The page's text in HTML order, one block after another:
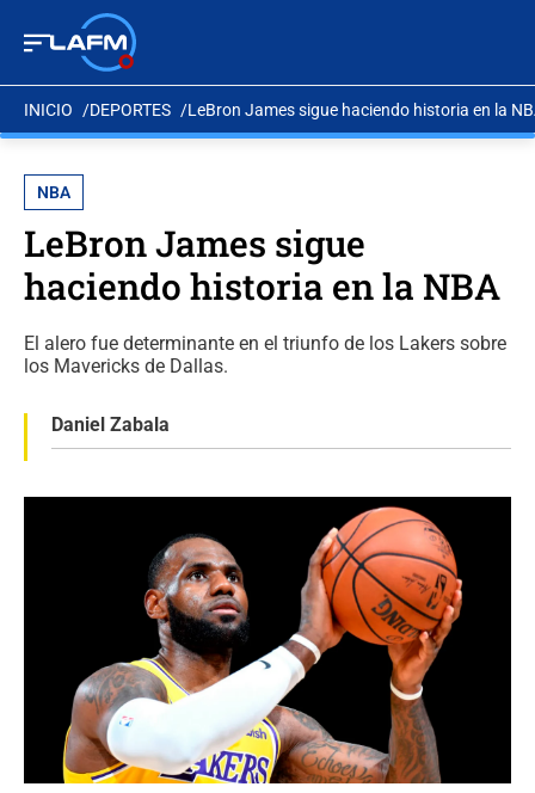
INICIO DEPORTES LeBron James sigue haciendo historia en la
NBA
LeBron James sigue
haciendo historia en la NBA
El alero fue determinante en el triunfo de los Lakers sobre
los Mavericks de Dallas.
Daniel Zabala